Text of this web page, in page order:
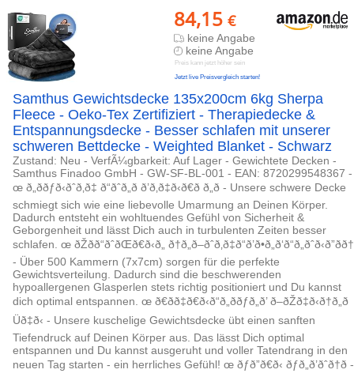
84,15 €
keine Angabe
keine Angabe
Preis kann jetzt höher sein
Jetzt live Preisvergleich starten!
Samthus Gewichtsdecke 135x200cm 6kg Sherpa
Fleece - Oeko-Tex Zertifiziert - Therapiedecke &
Entspannungsdecke - Besser schlafen mit unserer
schweren Bettdecke - Weighted Blanket - Schwarz
Zustand: Neu - VerfÃ¼gbarkeit: Auf Lager - Gewichtete Decken -
Samthus Finadoo GmbH - GW-SF-BL-001 - EAN: 8720299548367 -
œ ð„ððƒð‹ðˆð‚ð‡ ð“ðˆð„ð ð’ð‚ð‡ð‹ð€ð ð„ð - Unsere schwere Decke
schmiegt sich wie eine liebevolle Umarmung an Deinen Körper.
Dadurch entsteht ein wohltuendes Gefühl von Sicherheit &
Geborgenheit und lässt Dich auch in turbulenten Zeiten besser
schlafen. œ ðŽðð“ðˆðŒð€ð‹ð„ ð†ð„ð–ðˆð‚ð‡ð“ð’ð•ð„ð‘ð“ð„ðˆð‹ð”ðð†
- Über 500 Kammern (7x7cm) sorgen für die perfekte
Gewichtsverteilung. Dadurch sind die beschwerenden
hypoallergenen Glasperlen stets richtig positioniert und Du kannst
dich optimal entspannen. œ ð€ðð‡ð€ð‹ð“ð„ððƒð„ð’ ð–ðŽð‡ð‹ð†ð„ð
Üð‡ð‹ - Unsere kuschelige Gewichtsdecke übt einen sanften
Tiefendruck auf Deinen Körper aus. Das lässt Dich optimal
entspannen und Du kannst ausgeruht und voller Tatendrang in den
neuen Tag starten - ein herrliches Gefühl! œ ðƒð”ð€ð‹ ðƒð„ð’ðˆð†ð -